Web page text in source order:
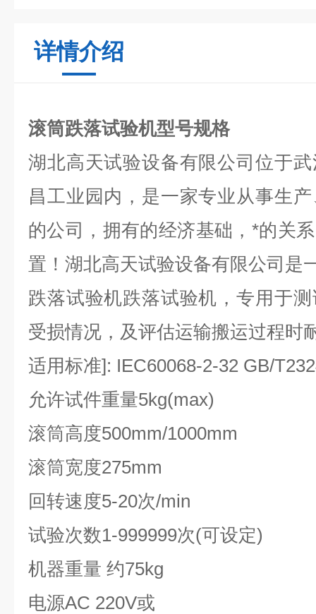
详情介绍
滚筒跌落试验机型号规格
湖北高天试验设备有限公司位于
昌工业园内，是一家专业从事生
的公司，拥有的经济基础，*的关
置！湖北高天试验设备有限公司是
跌落试验机跌落试验机，专用于
受损情况，及评估运输搬运过程时
适用标准]: IEC60068-2-32 GB/
允许试件重量5kg(max)
滚筒高度500mm/1000mm
滚筒宽度275mm
回转速度5-20次/min
试验次数1-999999次(可设定)
机器重量 约75kg
电源AC 220V或